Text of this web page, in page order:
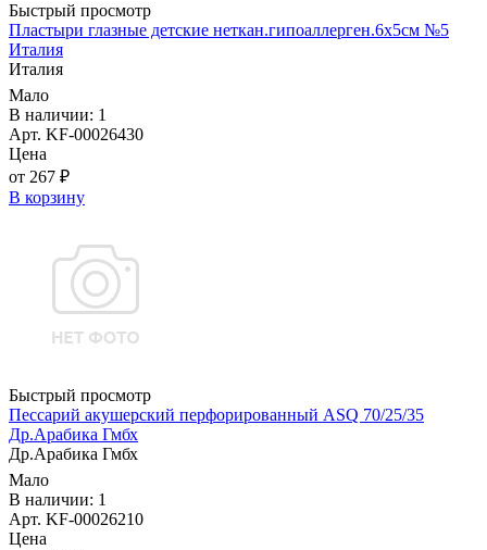
Быстрый просмотр
Пластыри глазные детские неткан.гипоаллерген.6х5см №5
Италия
Италия
Мало
В наличии: 1
Арт. KF-00026430
Цена
от 267 ₽
В корзину
Быстрый просмотр
Пессарий акушерский перфорированный ASQ 70/25/35
Др.Арабика Гмбх
Др.Арабика Гмбх
Мало
В наличии: 1
Арт. KF-00026210
Цена